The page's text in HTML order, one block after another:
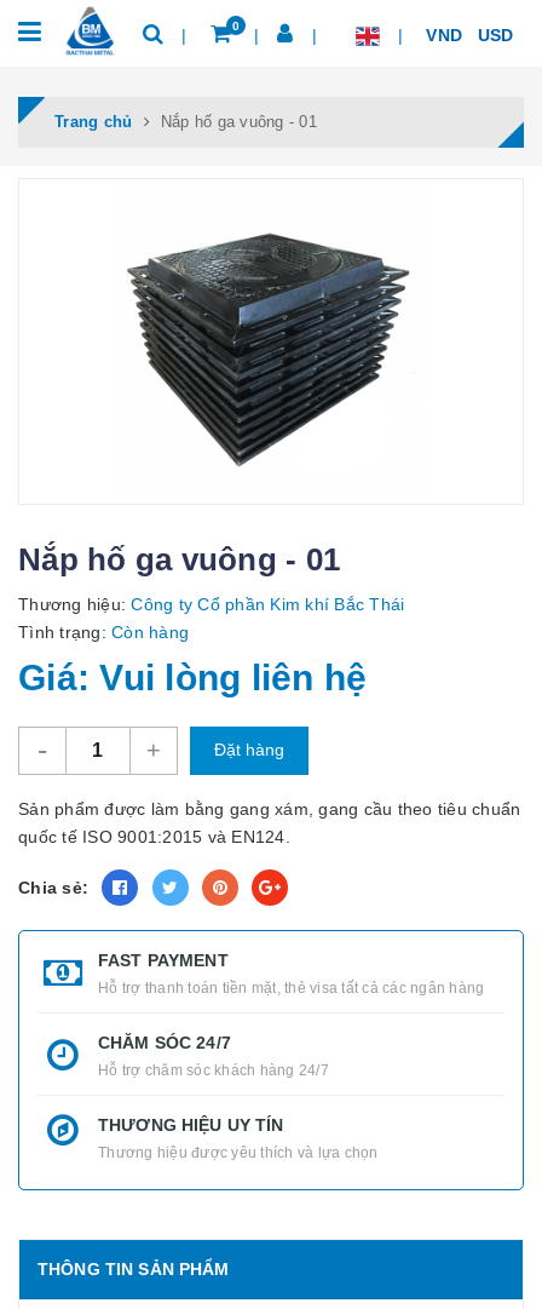
0 VND USD
Trang chủ Nắp hố ga vuông - 01
Nắp hố ga vuông - 01
Thương hiệu: Công ty Cổ phần Kim khí Bắc Thái
Tình trạng: Còn hàng
Giá: Vui lòng liên hệ
- + Đặt hàng
Sản phẩm được làm bằng gang xám, gang cầu theo tiêu chuẩn
quốc tế ISO 9001:2015 và EN124.
Chia sẻ:
FAST PAYMENT
Hỗ trợ thanh toán tiền mặt, thẻ visa tất cả các ngân hàng
CHĂM SÓC 24/7
Hỗ trợ chăm sóc khách hàng 24/7
THƯƠNG HIỆU UY TÍN
Thương hiệu được yêu thích và lựa chọn
THÔNG TIN SẢN PHẨM